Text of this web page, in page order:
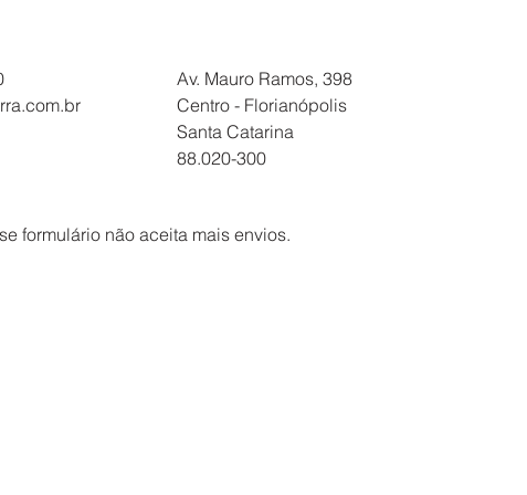
Av. Mauro Ramos, 398
Centro - Florianópolis
Santa Catarina
88.020-300
formulário não aceita mais envios.